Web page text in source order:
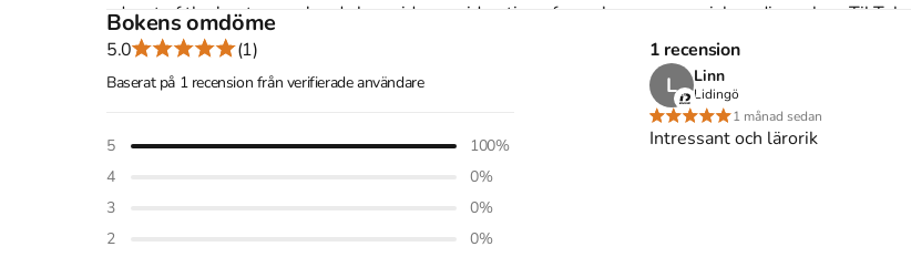
advent of the 'metaverse' and alongside consideration of popular newer social media such as TikTok
* the increasing focus on sustainability and the United Nations' Sustainable Development Goals
(SDGs); societal impact, purpose and corporate social responsibility; and the importance of social
justice and inclusion within organizations and how these relate to organizational communication
New case studies include Black Lives Matter (Starbucks); surveillance capitalism (Facebook); diversity
and inclusion (Microsoft); and hybrid working (British Airways).
Bokens omdöme
5.0 (1)
Baserat på 1 recension från verifierade användare
5 100%
4
0%
3
0%
2
0%
1 recension
L Linn
Lidingö
1 månad sedan
Intressant och lärorik